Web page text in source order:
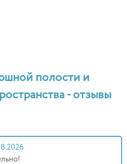
полости и
- отзывы